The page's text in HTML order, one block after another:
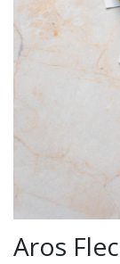
Aros